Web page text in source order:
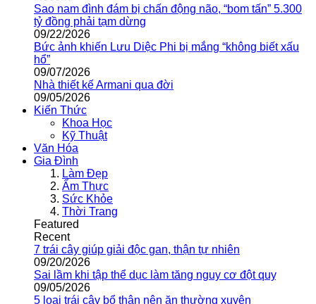
Sao nam đình đám bị chấn động não, “bom tấn” 5.300
tỷ đồng phải tạm dừng
09/22/2026
Bức ảnh khiến Lưu Diệc Phi bị mắng “không biết xấu
hổ”
09/07/2026
Nhà thiết kế Armani qua đời
09/05/2026
Kiến Thức
Khoa Học
Kỹ Thuật
Văn Hóa
Gia Đình
Làm Đẹp
Ẩm Thực
Sức Khỏe
Thời Trang
Featured
Recent
7 trái cây giúp giải độc gan, thận tự nhiên
09/20/2026
Sai lầm khi tập thể dục làm tăng nguy cơ đột quỵ
09/05/2026
5 loại trái cây bổ thận nên ăn thường xuyên